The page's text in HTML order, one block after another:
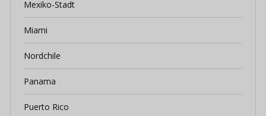
Mexiko-Stadt
Miami
Nordchile
Panama
Puerto Rico